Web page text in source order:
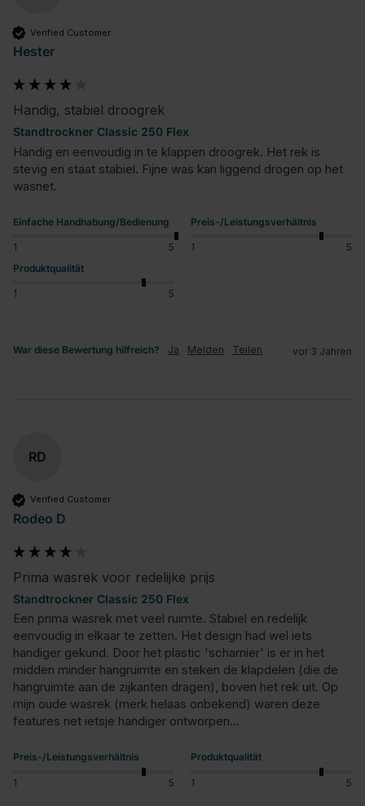
Verified Customer
Hester
Handig, stabiel droogrek
Standtrockner Classic 250 Flex
Handig en eenvoudig in te klappen droogrek. Het rek is
stevig en staat stabiel. Fijne was kan liggend drogen op het
wasnet.
Einfache Handhabung/Bedienung
1 5
Preis-/Leistungsverhältnis
1
5
Produktqualität
1 5
War diese Bewertung hilfreich? Ja Melden Teilen vor 3 Jahren
RD
Verified Customer
Rodeo D
Prima wasrek voor redelijke prijs
Standtrockner Classic 250 Flex
Een prima wasrek met veel ruimte. Stabiel en redelijk
eenvoudig in elkaar te zetten. Het design had wel iets
handiger gekund. Door het plastic 'scharnier' is er in het
midden minder hangruimte en steken de klapdelen (die de
hangruimte aan de zijkanten dragen), boven het rek uit. Op
mijn oude wasrek (merk helaas onbekend) waren deze
features net ietsje handiger ontworpen...
Preis-/Leistungsverhältnis
1 5
Produktqualität
1 5